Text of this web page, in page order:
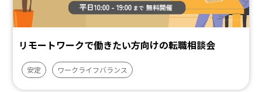
リモートワークで働きたい方向けの転職相談会
安定 ワークライフバランス